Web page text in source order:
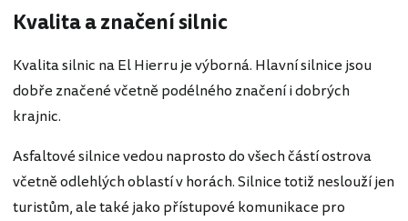
Kvalita a značení silnic
Kvalita silnic na El Hierru je výborná. Hlavní silnice jsou
dobře značené včetně podélného značení i dobrých
krajnic.
Asfaltové silnice vedou naprosto do všech částí ostrova
včetně odlehlých oblastí v horách. Silnice totiž neslouží jen
turistům, ale také jako přístupové komunikace pro